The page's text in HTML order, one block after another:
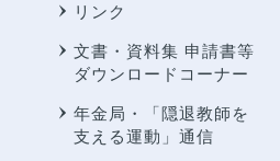
リンク
文書・資料集 申請書等
ダウンロードコーナー
年金局・
「隠退教師を
支える運動」通信